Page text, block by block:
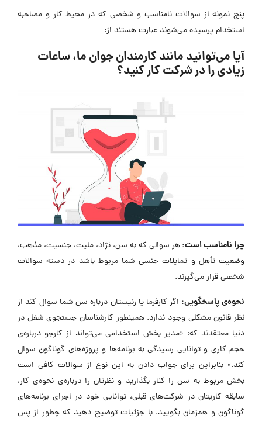
پنج نمونه از سوالات نامناسب و شخصی که در محیط کار و مصاحبه
استخدام پرسیده می‌شوند عبارت هستند از:
آیا می‌توانید مانند کارمندان جوان ما، ساعات
زیادی را در شرکت کار کنید؟
چرا نامناسب است:هر سوالی که به سن، نژاد، ملیت، جنسیت، مذهب،
وضعیت تأهل و تمایلات جنسی شما مربوط باشد در دسته سوالات
شخصی قرار می‌گیرند.
نحوه‌ی پاسخگویی: اگر کارفرما یا رئیستان درباره سن شما سوال کند از
نظر قانون مشکلی وجود ندارد. همینطور کارشناسان جستجوی شغل در
دنیا معتقدند که: «مدیر بخش استخدامی می‌تواند از کارجو درباره‌ی
حجم کاری و توانایی رسیدگی به برنامه‌ها و پروژه‌های گوناگون سوال
کند.» بنابراین برای جواب دادن به این نوع از سوالات کافی است
بخش مربوط به سن را کنار بگذارید و نظرتان را درباره‌ی نحوه‌ی کار،
سابقه کاریتان در شرکت‌های قبلی، توانایی خود در اجرای برنامه‌های
گوناگون و همزمان بگویید. با جزئیات توضیح دهید که چطور از پس